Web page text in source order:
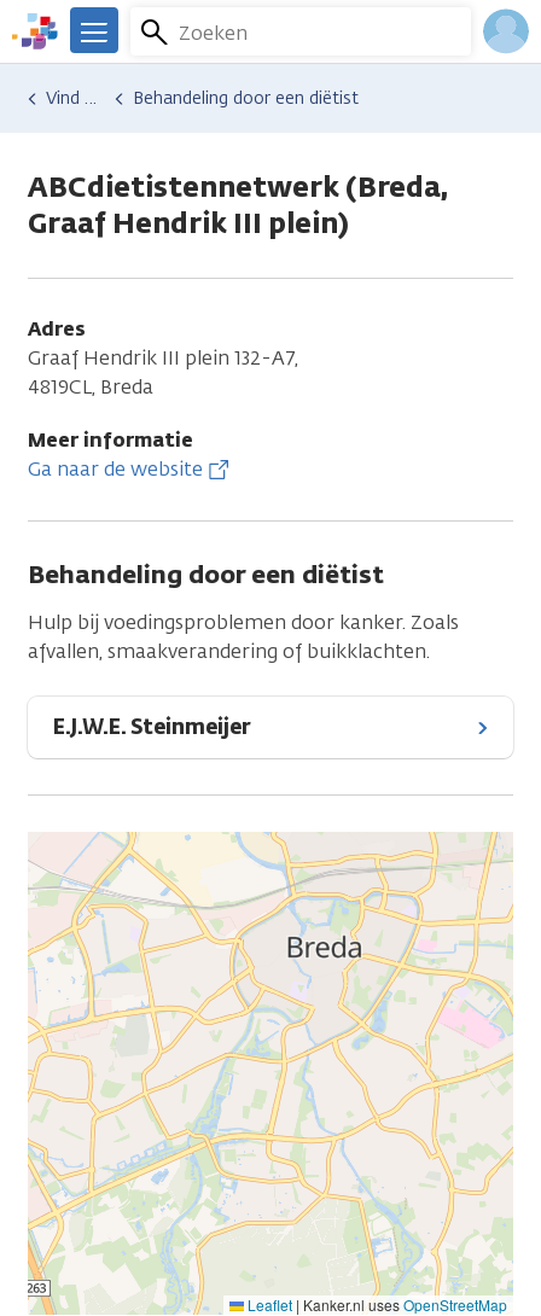
Overslaan
en
naar
We
er
Kanker.nl
Zoeken
Menu
Hulp en ondersteuning
Vind hulp bij kanker Behandeling door een diëtist
ABCdietistennetwerk (Breda,
Graaf Hendrik III plein)
Adres
Graaf Hendrik III plein 132-A7,
4819CL, Breda
Meer informatie
Ga naar de website
Behandeling door een diëtist
Hulp bij voedingsproblemen door kanker. Zoals
afvallen, smaakverandering of buikklachten.
E.J.W.E. Steinmeijer
Leaflet | Kanker.nl usesOpenStreetMap